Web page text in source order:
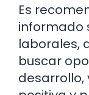
Es
informado
laborales,
buscar